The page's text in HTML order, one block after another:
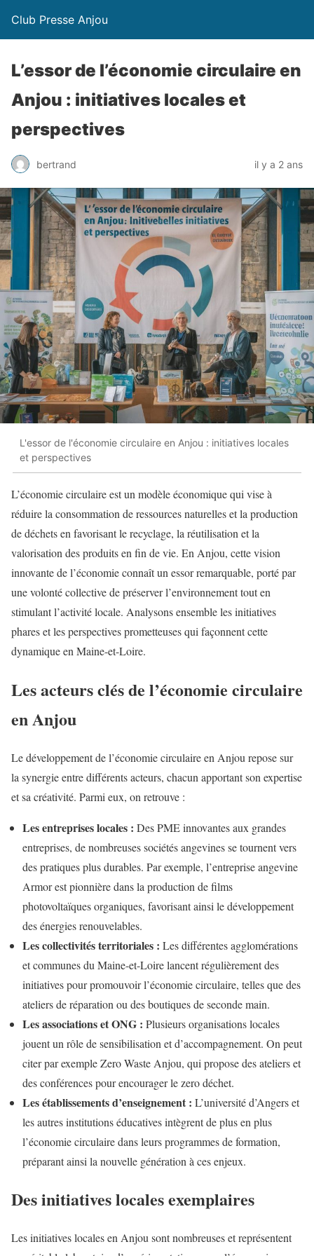
Club Presse Anjou
L’essor de l’économie circulaire en
Anjou : initiatives locales et
perspectives
bertrand il y a 2 ans
L'essor de l'économie circulaire en Anjou : initiatives locales
et perspectives
L’économie circulaire est un modèle économique qui vise à
réduire la consommation de ressources naturelles et la production
de déchets en favorisant le recyclage, la réutilisation et la
valorisation des produits en fin de vie. En Anjou, cette vision
innovante de l’économie connaît un essor remarquable, porté par
une volonté collective de préserver l’environnement tout en
stimulant l’activité locale. Analysons ensemble les initiatives
phares et les perspectives prometteuses qui façonnent cette
dynamique en Maine-et-Loire.
Les acteurs clés de l’économie circulaire
en Anjou
Le développement de l’économie circulaire en Anjou repose sur
la synergie entre différents acteurs, chacun apportant son expertise
et sa créativité. Parmi eux, on retrouve :
Les entreprises locales : Des PME innovantes aux grandes
entreprises, de nombreuses sociétés angevines se tournent vers
des pratiques plus durables. Par exemple, l’entreprise angevine
Armor est pionnière dans la production de films
photovoltaïques organiques, favorisant ainsi le développement
des énergies renouvelables.
Les collectivités territoriales : Les différentes agglomérations
et communes du Maine-et-Loire lancent régulièrement des
initiatives pour promouvoir l’économie circulaire, telles que des
ateliers de réparation ou des boutiques de seconde main.
Les associations et ONG : Plusieurs organisations locales
jouent un rôle de sensibilisation et d’accompagnement. On peut
citer par exemple Zero Waste Anjou, qui propose des ateliers et
des conférences pour encourager le zero déchet.
Les établissements d’enseignement : L’université d’Angers et
les autres institutions éducatives intègrent de plus en plus
l’économie circulaire dans leurs programmes de formation,
préparant ainsi la nouvelle génération à ces enjeux.
Des initiatives locales exemplaires
Les initiatives locales en Anjou sont nombreuses et représentent